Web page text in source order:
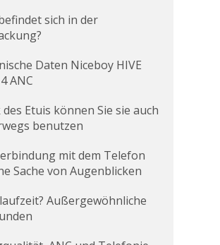
sich in der
Daten Niceboy HIVE
ANC
des Etuis können Sie sie auch
benutzen
mit dem Telefon
Sache von Augenblicken
Außergewöhnliche